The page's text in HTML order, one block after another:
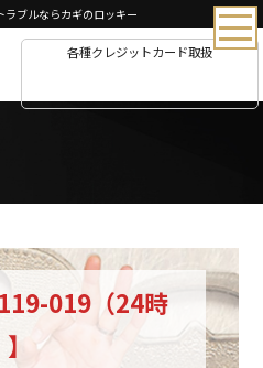
ブルならカギのロッキー
各種クレジットカード取扱
019（24時